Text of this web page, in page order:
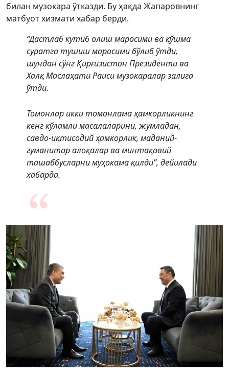
билан музокара ўтказди. Бу ҳақда Жапаровнинг
матбуот хизмати хабар берди.
“Дастлаб кутиб олиш маросими ва қўшма
суратга тушиш маросими бўлиб ўтди,
шундан сўнг Қирғизистон Президенти ва
Халқ Маслаҳати Раиси музокаралар залига
ўтди.
Томонлар икки томонлама ҳамкорликнинг
кенг кўламли масалаларини, жумладан,
савдо-иқтисодий ҳамкорлик, маданий-
гуманитар алоқалар ва минтақавий
ташаббусларни муҳокама қилди”, дейилади
хабарда.